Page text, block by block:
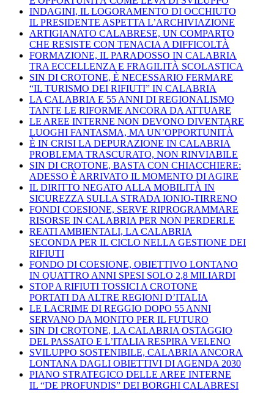
INDAGINI, IL LOGORAMENTO DI OCCHIUTO
IL PRESIDENTE ASPETTA L’ARCHIVIAZIONE
ARTIGIANATO CALABRESE, UN COMPARTO
CHE RESISTE CON TENACIA A DIFFICOLTÀ
FORMAZIONE, IL PARADOSSO IN CALABRIA
TRA ECCELLENZA E FRAGILITÀ SCOLASTICA
SIN DI CROTONE, È NECESSARIO FERMARE
“IL TURISMO DEI RIFIUTI” IN CALABRIA
LA CALABRIA E 55 ANNI DI REGIONALISMO
TANTE LE RIFORME ANCORA DA ATTUARE
LE AREE INTERNE NON DEVONO DIVENTARE
LUOGHI FANTASMA, MA UN’OPPORTUNITÀ
È IN CRISI LA DEPURAZIONE IN CALABRIA
PROBLEMA TRASCURATO, NON RINVIABILE
SIN DI CROTONE, BASTA CON CHIACCHIERE:
ADESSO È ARRIVATO IL MOMENTO DI AGIRE
IL DIRITTO NEGATO ALLA MOBILITÀ IN
SICUREZZA SULLA STRADA IONIO-TIRRENO
FONDI COESIONE, SERVE RIPROGRAMMARE
RISORSE IN CALABRIA PER NON PERDERLE
REATI AMBIENTALI, LA CALABRIA
SECONDA PER IL CICLO NELLA GESTIONE DEI
RIFIUTI
FONDO DI COESIONE, OBIETTIVO LONTANO
IN QUATTRO ANNI SPESI SOLO 2,8 MILIARDI
STOP A RIFIUTI TOSSICI A CROTONE
PORTATI DA ALTRE REGIONI D’ITALIA
LE LACRIME DI REGGIO DOPO 55 ANNI
SERVANO DA MONITO PER IL FUTURO
SIN DI CROTONE, LA CALABRIA OSTAGGIO
DEL PASSATO E L’ITALIA RESPIRA VELENO
SVILUPPO SOSTENIBILE, CALABRIA ANCORA
LONTANA DAGLI OBIETTIVI DI AGENDA 2030
PIANO STRATEGICO DELLE AREE INTERNE
IL “DE PROFUNDIS” DEI BORGHI CALABRESI